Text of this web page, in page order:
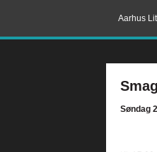
Aarhus
Søndag